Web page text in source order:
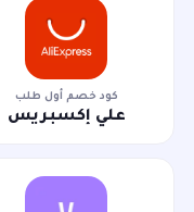
كود خصم أول طلب
علي إكسبريس